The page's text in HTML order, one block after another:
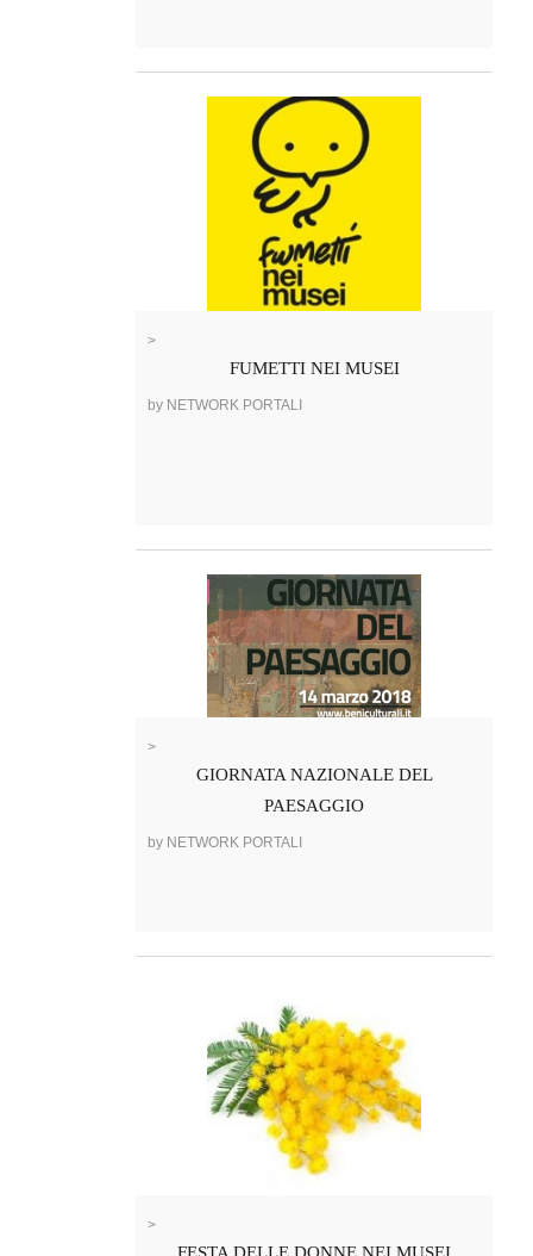
>
FUMETTI NEI MUSEI
by NETWORK PORTALI
>
GIORNATA NAZIONALE DEL
PAESAGGIO
by NETWORK PORTALI
>